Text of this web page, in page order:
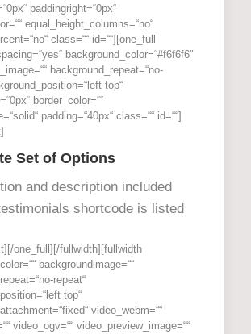
paddingright=“0px“
equal_height_columns=“no“
class=““ id=““][one_full
background_color=“#f6f6f6″
background_repeat=“no-
top“
border_color=““
padding=“40px“ class=““ id=““]
Set of Options
and description included
shortcode is listed
one_full][/fullwidth][fullwidth
backgroundimage=““
repeat“
top“
video_webm=““
video_ogv=““ video_preview_image=““